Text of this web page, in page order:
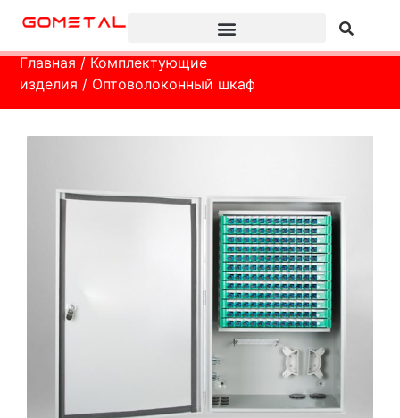
Главная/Комплектующие
изделия / Оптоволоконный шкаф